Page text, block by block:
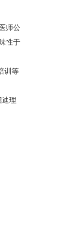
师公
性于
训等
迪理